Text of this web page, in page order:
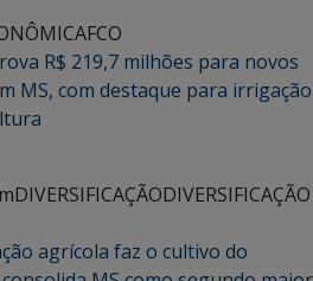
FCO
R$ 219,7 milhões para novos
MS, com destaque para irrigação
DIVERSIFICAÇÃODIVERSIFICAÇÃO
agrícola faz o cultivo do